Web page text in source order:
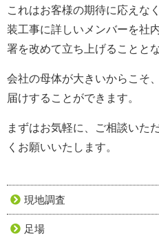
これはお客様の期待に応えな
装工事に詳しいメンバーを社
署を改めて立ち上げることと
会社の母体が大きいからこそ
届けすることができます。
まずはお気軽に、ご相談いた
くお願いいたします。
現地調査
足場